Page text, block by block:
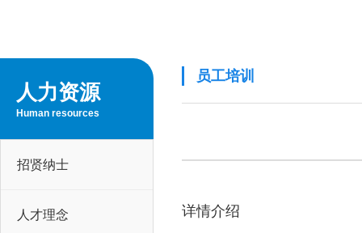
人力资源
Human resources
招贤纳士
人才理念
员工培训
详情介绍